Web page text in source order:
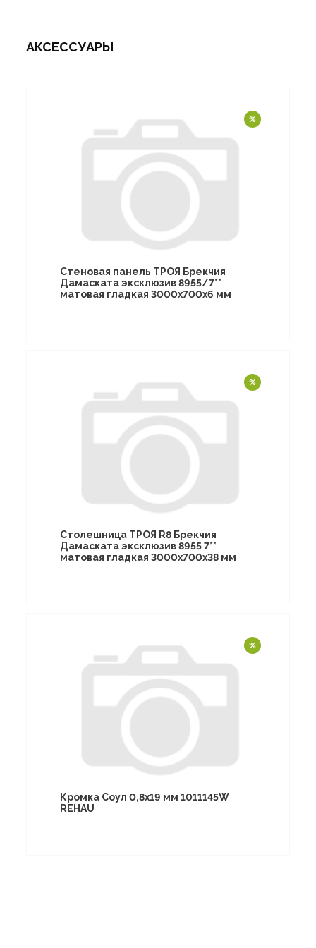
АКСЕССУАРЫ
Стеновая панель ТРОЯ Брекчия
Дамаската эксклюзив 8955/7**
матовая гладкая 3000х700х6 мм
Столешница ТРОЯ R8 Брекчия
Дамаската эксклюзив 8955 7**
матовая гладкая 3000х700х38 мм
Кромка Соул 0,8х19 мм 1011145W
REHAU